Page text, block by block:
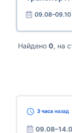
09.08–09.10
Найдено 0, на
3 часа назад